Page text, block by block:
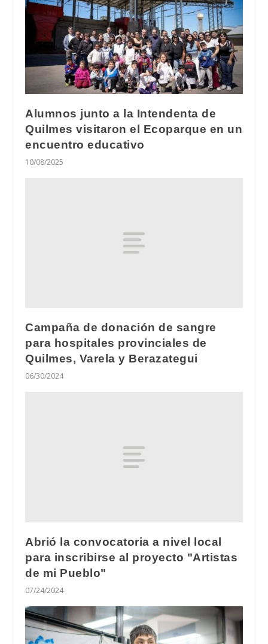
Alumnos junto a la Intendenta de
Quilmes visitaron el Ecoparque en un
encuentro educativo
10/08/2025
Campaña de donación de sangre
para hospitales provinciales de
Quilmes, Varela y Berazategui
06/30/2024
Abrió la convocatoria a nivel local
para inscribirse al proyecto "Artistas
de mi Pueblo"
07/24/2024